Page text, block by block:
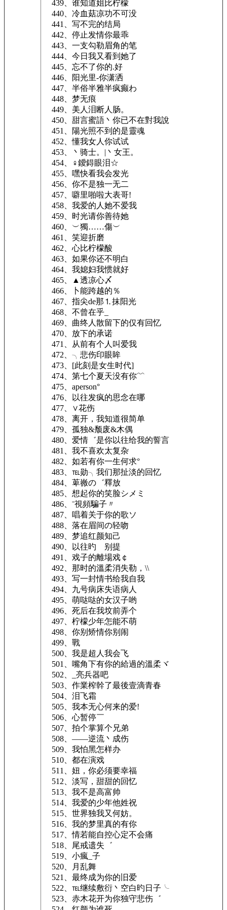
439、谁知道姐比柠檬
440、冷血菇凉功不可没
441、写不完的结局
442、停止发情你最乖
443、一支勾勒眉角的笔
444、今日我又看到她了
445、忘不了你的.好
446、阳光里-你潇洒
447、半俗半雅半疯癫わ
448、梦无痕
449、美人泪断人肠。
450、甜言蜜語丶你已不在對我說
451、陽光照不到的是靈魂
452、懂我女人你试试
453、丶骑士。|丶女王。
454、♀鑀鍀眼泪☆
455、嘿快看我会发光
456、你不是独一无二
457、噼里啪啦大表哥!
458、我爱的人她不爱我
459、时光请你善待她
460、︶獨……傷︶
461、笑迎折磨
462、心比柠檬酸
463、如果你还不明白
464、我媳妇我惯就好
465、▲透凉心〆
466、卜能跨越的％
467、指尖de那⒈抹阳光
468、不曾在乎_
469、曲终人散留下的仅有回忆
470、放下的承诺
471、从前有个人叫爱我
472、╮悲伤印眼眸
473、[此刻是女生时代]
474、第七个夏天没有你﹌
475、aperson°
476、以往发疯的思念在哪
477、∨花伤
478、离开，我知道很简单
479、孤独&颓废&木偶
480、爱情゛是你以往给我的誓言
481、我不喜欢太复杂
482、如若有你一生何求°
483、℡勋╮我们那扯淡的回忆
484、萆嶶の゛釋放
485、想起你的笑脸シメミ
486、ˉ視頻騙子〃
487、唱着关于你的歌ソ
488、落在眉间の轻吻
489、梦追红颜知己
490、以往旳ゝ别提
491、戏子的離場戏￠
492、那时的溫柔消失勒，\\
493、写一封情书给我自我
494、九号病床失语病人
495、萌哒哒的女汉子哟
496、死后在我坟前弄个
497、柠檬少年怎能不萌
498、你别矫情你别闹
499、戰
500、我是超人我会飞
501、嘴角下有你的給過的溫柔ヾ
502、_亮兵器吧
503、作業榨幹了最後壹滴青春
504、泪飞霜
505、我本无心何来的爱!
506、心暂停￣
507、拍个掌算个兄弟
508、——逆流丶成伤
509、我怕黑怎样办
510、都在演戏
511、妞，你必须要幸福
512、淡写，甜甜的回忆
513、我不是高富帅
514、我爱的少年他姓祝
515、世界独我又何妨。
516、我的梦里真的有你
517、情若能自控心定不会痛
518、尾戒遗失゛
519、小瘋_子
520、月乱舞
521、最终成为你的旧爱
522、℡继续敷衍丶空白旳日子╰
523、赤木花开为你独守悲伤゛